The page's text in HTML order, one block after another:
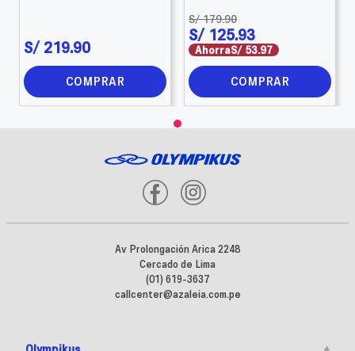
S/ 219.90
COMPRAR
S/ 179.90
S/ 125.93
AhorraS/ 53.97
COMPRAR
Av Prolongación Arica 2248
Cercado de Lima
(01) 619-3637
callcenter@azaleia.com.pe